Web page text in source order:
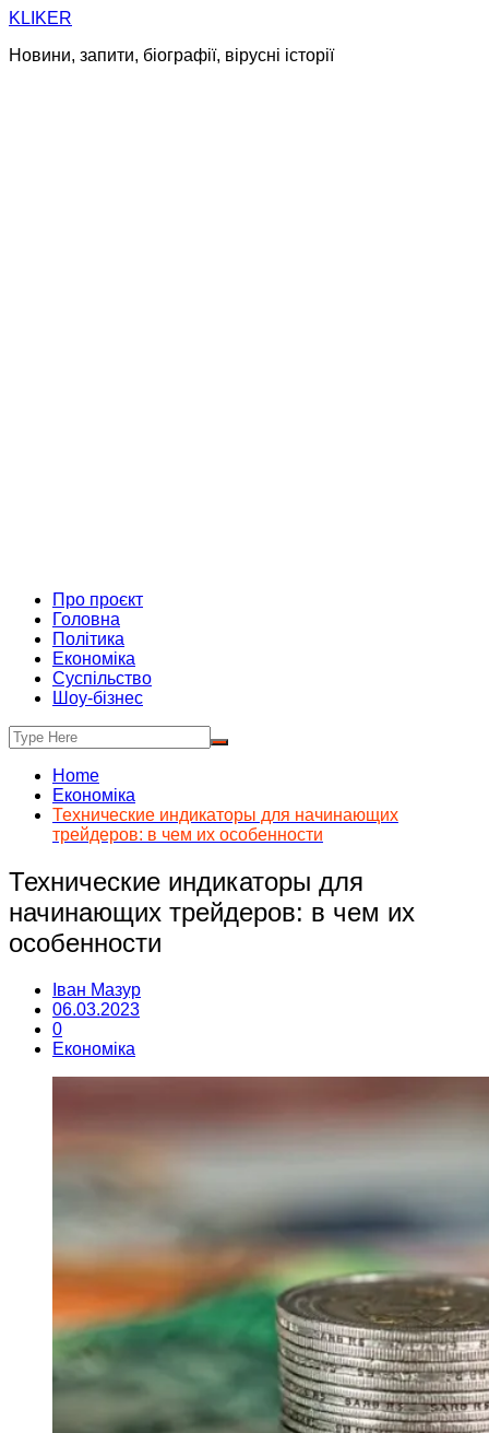
Skip
content
KLIKER
Новини, запити, біографії, вірусні історії
Про проєкт
Головна
Політика
Економіка
Суспільство
Шоу-бізнес
Home
Економіка
Технические индикаторы для начинающих
трейдеров: в чем их особенности
Технические индикаторы для
начинающих трейдеров: в чем их
особенности
Іван Мазур
06.03.2023
0
Економіка